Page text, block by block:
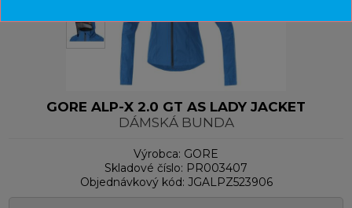
GORE ALP-X 2.0 GT AS LADY JACKET
DÁMSKÁ BUNDA
Výrobca: GORE
Skladové číslo: PR003407
Objednávkový kód: JGALPZ523906